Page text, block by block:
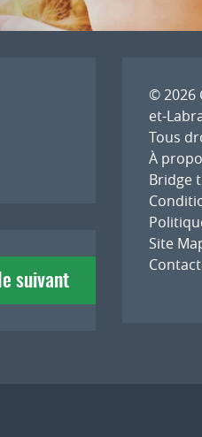
suivant
© 2026
et-
Tous
À
Bridge
Site